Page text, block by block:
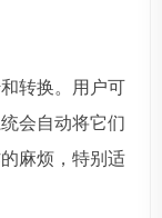
转换。用户可
会自动将它们
麻烦，特别适